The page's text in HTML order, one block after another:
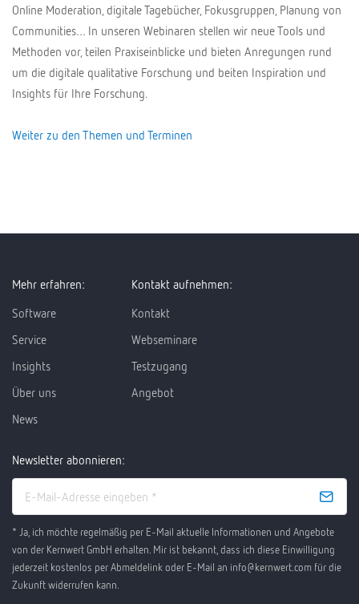
Online Moderation, digitale Tagebücher, Fokusgruppen, Planung von
Communities… In unseren Webinaren stellen wir neue Tools und
Methoden vor, teilen Praxiseinblicke und bieten Anregungen rund
um die digitale qualitative Forschung und beiten Inspiration und
Insights für Ihre Forschung.
Weiter zu den Themen und Terminen
Mehr erfahren:
Software
Service
Insights
Über uns
News
Kontakt aufnehmen:
Kontakt
Webseminare
Testzugang
Angebot
Newsletter abonnieren:
* Ja, ich möchte regelmäßig per E-Mail aktuelle Informationen und Angebote
von der Kernwert GmbH erhalten. Mir ist bekannt, dass ich diese Einwilligung
jederzeit kostenlos per Abmeldelink oder E-Mail an info@kernwert.com für die
Zukunft widerrufen kann.